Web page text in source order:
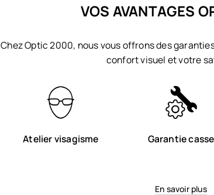
VOS AVANTAGES
Chez Optic 2000, nous vous offrons des
confort visuel et votre
Atelier visagisme Garantie casse
En savoir plus